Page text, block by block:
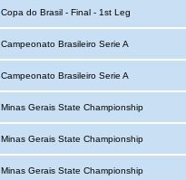
Copa do Brasil - Final - 1st Leg
Campeonato Brasileiro Serie A
Campeonato Brasileiro Serie A
Minas Gerais State Championship
Minas Gerais State Championship
Minas Gerais State Championship